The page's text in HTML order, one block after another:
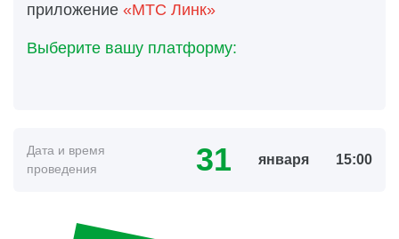
приложение «МТС Линк»
Выберите вашу платформу:
Дата и время
проведения
31 января 15:00